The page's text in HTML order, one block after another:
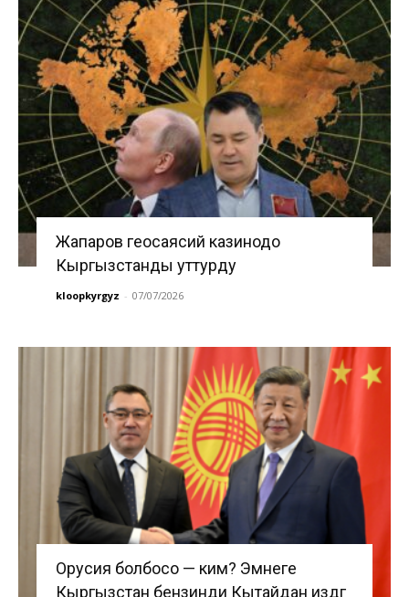
Жапаров геосаясий казинодо
Кыргызстанды уттурду
kloopkyrgyz - 07/07/2026
Орусия болбосо — ким? Эмнеге
Кыргызстан бензинди Кытайдан издөөгө